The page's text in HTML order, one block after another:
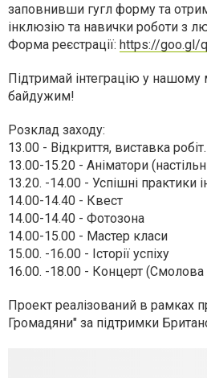
заповнивши гугл форму та
інклюзію та навички роботи з
Форма реєстрації: https://goo.gl/
Підтримай інтеграцію у нашому
байдужим!
Розклад заходу:
13.00 - Відкриття, виставка робіт.
13.00-15.20 - Аніматори
13.20. -14.00 - Успішні практики
14.00-14.40 - Квест
14.00-14.40 - Фотозона
14.00-15.00 - Мастер класи
15.00. -16.00 - Історії успіху
16.00. -18.00 - Концерт (Смолова
Проект реалізований в рамках
Громадяни" за підтримки